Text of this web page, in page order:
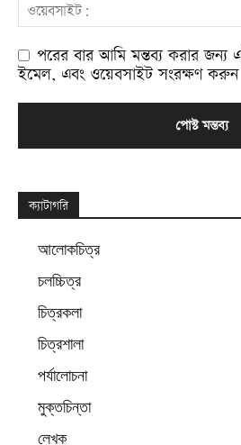
পরের বার আমি মন্তব্য করার জন্য
ইমেল, এবং ওয়েবসাইট সংরক্ষণ
ক্যাটাগরি
আলোকচিত্র
চলচ্চিত্র
চিত্রকলা
চিত্রশালা
পর্যালোচনা
মুক্তচিন্তা
লেখক